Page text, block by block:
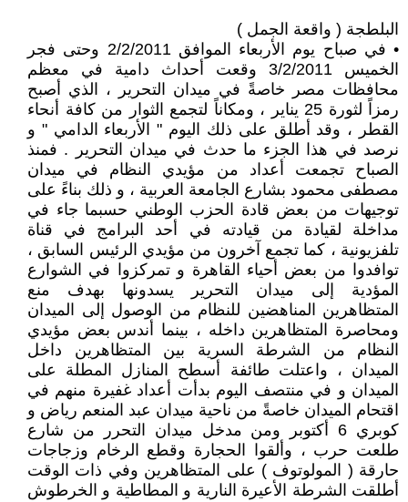
البلطجة ( واقعة الجمل )
• في صباح يوم الأربعاء الموافق 2/2/2011 وحتى فجر
الخميس 3/2/2011 وقعت أحداث دامية في معظم
محافظات مصر خاصةً في ميدان التحرير ، الذي أصبح
رمزاً لثورة 25 يناير ، ومكاناً لتجمع الثوار من كافة أنحاء
القطر ، وقد أطلق على ذلك اليوم " الأربعاء الدامي " و
نرصد في هذا الجزء ما حدث في ميدان التحرير . فمنذ
الصباح تجمعت أعداد من مؤيدي النظام في ميدان
مصطفى محمود بشارع الجامعة العربية ، و ذلك بناءً على
توجيهات من بعض قادة الحزب الوطني حسبما جاء في
مداخلة لقيادة من قيادته في أحد البرامج في قناة
تلفزيونية ، كما تجمع آخرون من مؤيدي الرئيس السابق ،
توافدوا من بعض أحياء القاهرة و تمركزوا في الشوارع
المؤدية إلى ميدان التحرير يسدونها بهدف منع
المتظاهرين المناهضين للنظام من الوصول إلى الميدان
ومحاصرة المتظاهرين داخله ، بينما أندس بعض مؤيدي
النظام من الشرطة السرية بين المتظاهرين داخل
الميدان ، واعتلت طائفة أسطح المنازل المطلة على
الميدان و في منتصف اليوم بدأت أعداد غفيرة منهم في
اقتحام الميدان خاصةً من ناحية ميدان عبد المنعم رياض و
كوبري 6 أكتوبر ومن مدخل ميدان التحرر من شارع
طلعت حرب ، وألقوا الحجارة وقطع الرخام وزجاجات
حارقة ( المولوتوف ) على المتظاهرين وفي ذات الوقت
أطلقت الشرطة الأعيرة النارية و المطاطية و الخرطوش